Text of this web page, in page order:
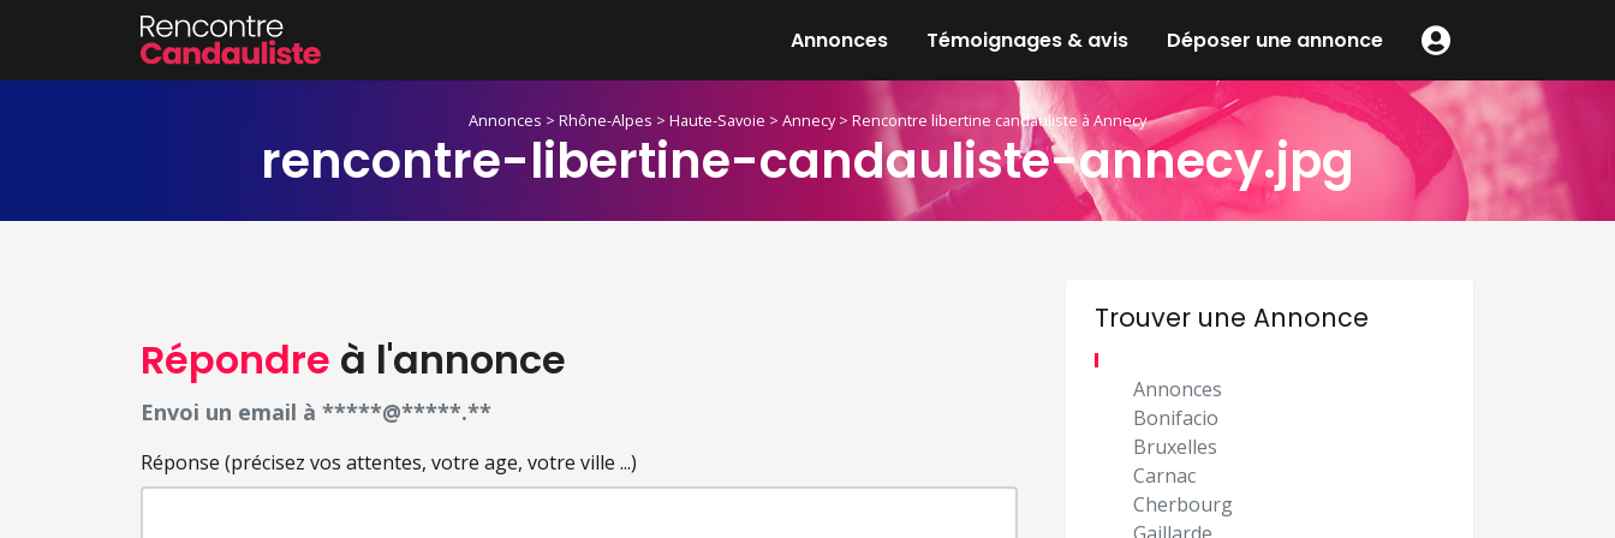
Annonces Témoignages & avis Déposer une annonce
Annonces > Rhône-Alpes > Haute-Savoie > Annecy> Rencontre libertine candauliste à Annecy
rencontre-libertine-candauliste-annecy.jpg
Répondre à l'annonce
Envoi un email à *****@*****.**
Réponse (précisez vos attentes, votre age, votre ville ...)
Trouver une Annonce
Annonces
Bonifacio
Bruxelles
Carnac
Cherbourg